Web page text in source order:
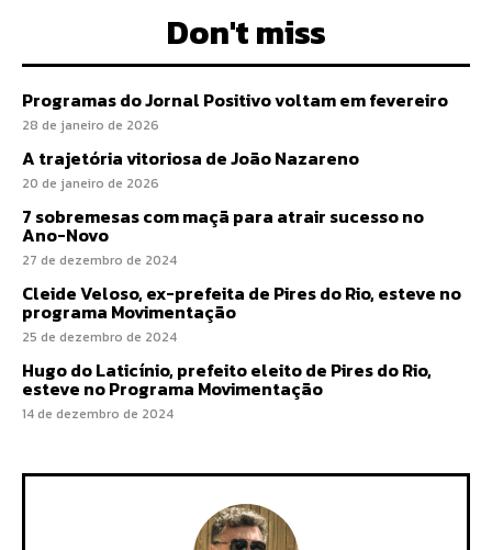
Don't miss
Programas do Jornal Positivo voltam em fevereiro
28 de janeiro de 2026
A trajetória vitoriosa de João Nazareno
20 de janeiro de 2026
7 sobremesas com maçã para atrair sucesso no
Ano-Novo
27 de dezembro de 2024
Cleide Veloso, ex-prefeita de Pires do Rio, esteve no
programa Movimentação
25 de dezembro de 2024
Hugo do Laticínio, prefeito eleito de Pires do Rio,
esteve no Programa Movimentação
14 de dezembro de 2024